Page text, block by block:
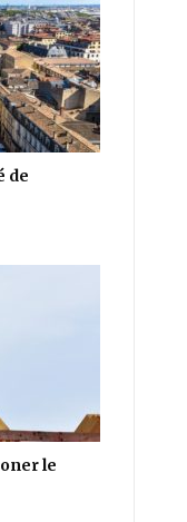
de
le